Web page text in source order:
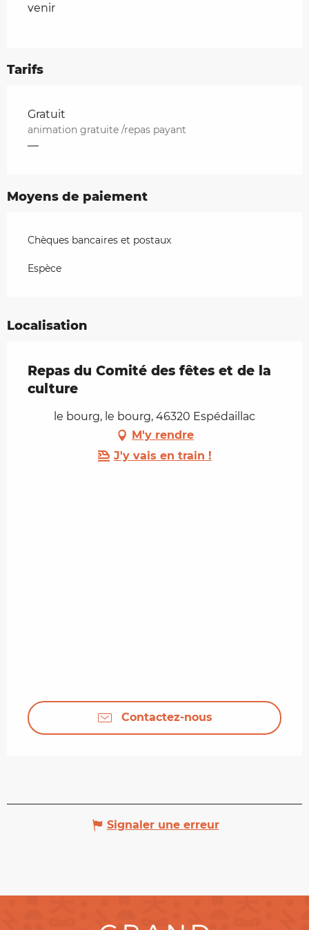
venir
Tarifs
Tarifs 2026
Gratuit
animation gratuite /repas payant
—
Moyens de paiement
Chèques bancaires et postaux
Espèce
Localisation
Repas du Comité des fêtes et de la
culture
le bourg, le bourg, 46320 Espédaillac
M'y rendre
J'y vais en train !
Contactez-nous
Signaler une erreur